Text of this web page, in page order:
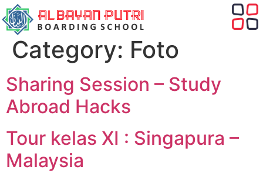
Category: Foto
Sharing Session – Study
Abroad Hacks
Tour kelas XI : Singapura –
Malaysia